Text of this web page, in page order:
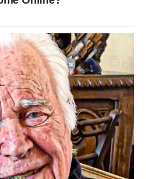
rješenje. U jednom trenutku,
nego za sebe, i da je
muža i oca.Odluka da ode nije
da povrati vlastiti život i